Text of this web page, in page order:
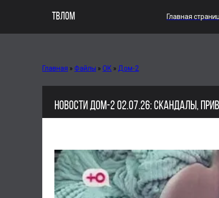
ТВЛОМ Главная
Главная » Файлы » ОК » Дом-2
НОВОСТИ ДОМ-2 02.07.26: СКАНДАЛЫ,